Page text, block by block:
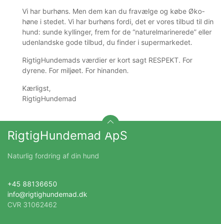
Vi har burhøns. Men dem kan du fravælge og købe Øko-
høne i stedet. Vi har burhøns fordi, det er vores tilbud til din
hund: sunde kyllinger, frem for de ”naturelmarinerede” eller
udenlandske gode tilbud, du finder i supermarkedet.
RigtigHundemads værdier er kort sagt RESPEKT. For
dyrene. For miljøet. For hinanden.
Kærligst,
RigtigHundemad
RigtigHundemad ApS
Naturlig fordring af din hund
+45 88136650
info@rigtighundemad.dk
CVR 31062462